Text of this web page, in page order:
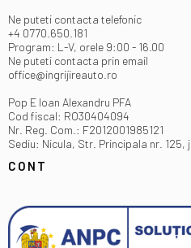
Ne puteti contacta telefonic
+4 0770.650.181
Program: L-V, orele 9:00 - 16.00
Ne puteti contacta prin email
office@ingrijireauto.ro
Pop E Ioan Alexandru PFA
Cod fiscal: RO30404094
Nr. Reg. Com.: F2012001985121
Sediu: Nicula, Str. Principala nr. 125,
CONT